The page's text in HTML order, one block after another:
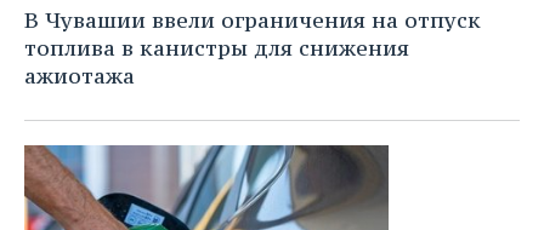
В Чувашии ввели ограничения на отпуск
топлива в канистры для снижения
ажиотажа